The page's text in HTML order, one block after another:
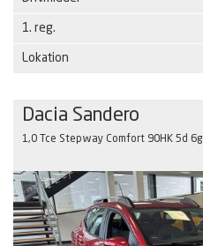
1. reg.
Lokation
Dacia Sandero
1,0 Tce Stepway Comfort 90HK 5d 6g